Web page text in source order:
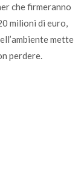
che firmeranno
milioni di euro,
mette
perdere.